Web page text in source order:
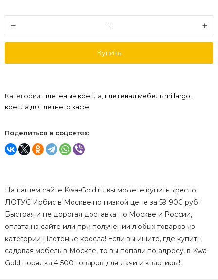
Купить
Категории: плетеные кресла плетеная мебель millargo
кресла для летнего кафе
Поделиться в соцсетях:
На нашем сайте Kwa-Gold.ru вы можете купить кресло
ЛОТУС Ирбис в Москве по низкой цене за 59 900 руб.!
Быстрая и не дорогая доставка по Москве и России,
оплата на сайте или при получении любых товаров из
категории Плетеные кресла! Если вы ищите, где купить
садовая мебель в Москве, то вы попали по адресу, в Kwa-
Gold порядка 4 500 товаров для дачи и квартиры!